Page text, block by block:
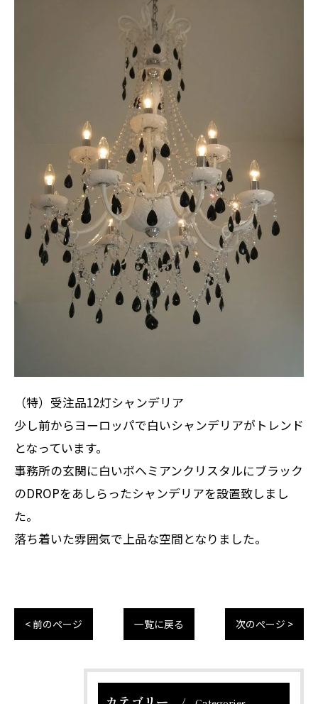
（特）受注品12灯シャンデリア
少し前からヨーロッパで白いシャンデリアがトレンド
となっています。
事務所の玄関に白いボヘミアンクリスタルにブラック
のDROPをあしらったシャンデリアを設置致しまし
た。
落ち着いた雰囲気で上品な空間となりました。
< 前のページ 一覧に戻る 次のページ >